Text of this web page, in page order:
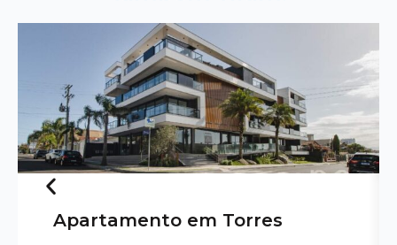
Apartamento em Torres